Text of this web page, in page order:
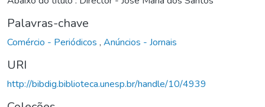
Palavras-chave
Comércio - Periódicos , Anúncios - Jornais
URI
http://bibdig.biblioteca.unesp.br/handle/10/4939